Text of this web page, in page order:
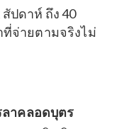
ปดาห์ ถึง 40
ที่จ่ายตามจริงไม่
ลาคลอดบุตร